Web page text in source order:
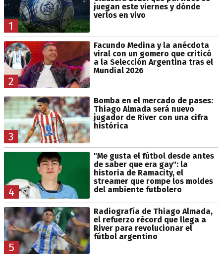
1
juegan este viernes y dónde
verlos en vivo
2
Facundo Medina y la anécdota
viral con un gomero que criticó
a la Selección Argentina tras el
Mundial 2026
3
Bomba en el mercado de pases:
Thiago Almada será nuevo
jugador de River con una cifra
histórica
4
"Me gusta el fútbol desde antes
de saber que era gay": la
historia de Ramacity, el
streamer que rompe los moldes
del ambiente futbolero
5
Radiografía de Thiago Almada,
el refuerzo récord que llega a
River para revolucionar el
fútbol argentino